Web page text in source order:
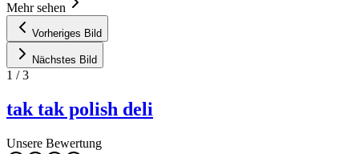
Mehr sehen
Vorheriges Bild
Nächstes Bild
1 /3
tak tak polish deli
Unsere Bewertung